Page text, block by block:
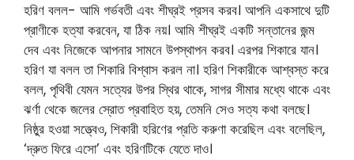
হরিণ বলল- আমি গর্ভবতী এবং শীঘ্রই প্রসব করব। আপনি একসাথে দুটি
প্রাণীকে হত্যা করবেন, যা ঠিক নয়। আমি শীঘ্রই একটি সন্তানের জন্ম
দেব এবং নিজেকে আপনার সামনে উপস্থাপন করব। এরপর শিকারে যান।
হরিণ যা বলল তা শিকারি বিশ্বাস করল না। হরিণ শিকারীকে আশ্বস্ত করে
বলল, পৃথিবী যেমন সত্যের উপর স্থির থাকে, সাগর সীমার মধ্যে থাকে এবং
ঝর্ণা থেকে জলের স্রোত প্রবাহিত হয়, তেমনি সেও সত্য কথা বলছে।
নিষ্ঠুর হওয়া সত্ত্বেও, শিকারী হরিণের প্রতি করুণা করেছিল এবং বলেছিল,
‘দ্রুত ফিরে এসো’ এবং হরিণটিকে যেতে দাও।